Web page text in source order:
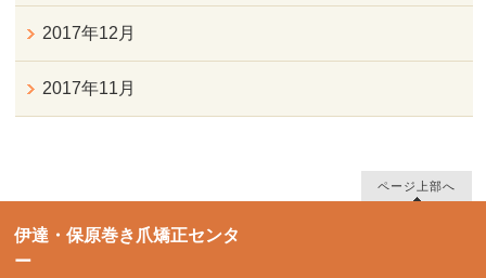
2017年12月
2017年11月
ページ上部へ
伊達・保原巻き爪矯正センタ
ー